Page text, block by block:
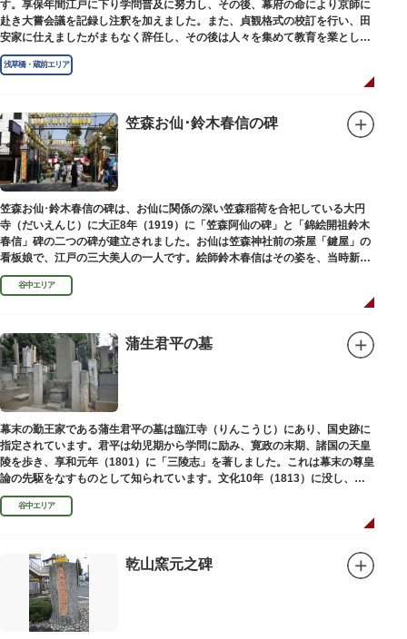
す。享保年間江戸に下り学問普及に努力し、その後、幕府の命により京師に
赴き大嘗会議を記録し注釈を加えました。また、貞観格式の校訂を行い、田
安家に仕えましたがまもなく辞任し、その後は人々を集めて教育を業としま
した。お墓は金竜寺（きんりゅうじ）境内にあります。
浅草橋・蔵前エリア
笠森お仙･鈴木春信の碑
笠森お仙･鈴木春信の碑は、お仙に関係の深い笠森稲荷を合祀している大円
寺（だいえんじ）に大正8年（1919）に「笠森阿仙の碑」と「錦絵開祖鈴木
春信」碑の二つの碑が建立されました。お仙は笠森神社前の茶屋「鍵屋」の
看板娘で、江戸の三大美人の一人です。絵師鈴木春信はその姿を、当時新し
い絵画様式である多色刷り版画「錦絵」に描きました。
谷中エリア
蒲生君平の墓
幕末の勤王家である蒲生君平の墓は臨江寺（りんこうじ）にあり、国史跡に
指定されています。君平は幼児期から学問に励み、寛政の末期、諸国の天皇
陵を歩き、享和元年（1801）に「三陵志」を著しました。これは幕末の尊皇
論の先駆をなすものとして知られています。文化10年（1813）に没し、高
山彦三郎や林子平と共に「寛政三奇人」の一人にあげられています。
谷中エリア
乾山窯元之碑